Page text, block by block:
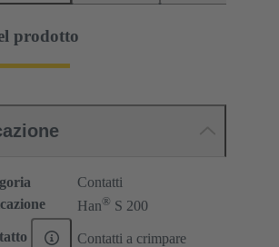
prodotto
Contatti
Han® S 200
Contatti a crimpare